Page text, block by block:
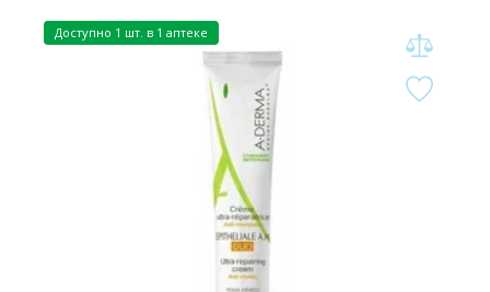
Доступно 1 шт. в 1 аптеке